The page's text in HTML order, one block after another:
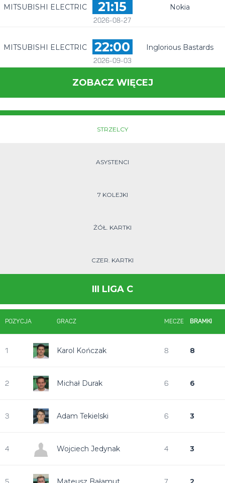
MITSUBISHI ELECTRIC 21:15
2026-08-27
Nokia
MITSUBISHI ELECTRIC 22:00
2026-09-03
Inglorious Bastards
ZOBACZ WIĘCEJ
STRZELCY
ASYSTENCI
7 KOLEJKI
ŻÓŁ. KARTKI
CZER. KARTKI
III LIGA C
POZYCJA GRACZ MECZE BRAMKI
1 Karol Kończak 8 8
2 Michał Durak 6 6
3 Adam Tekielski 6 3
4 Wojciech Jedynak 4 3